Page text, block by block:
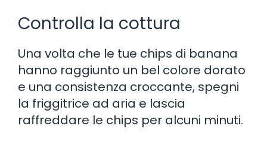
Controlla la cottura
Una volta che le tue chips di banana
hanno raggiunto un bel colore dorato
e una consistenza croccante, spegni
la friggitrice ad aria e lascia
raffreddare le chips per alcuni minuti.